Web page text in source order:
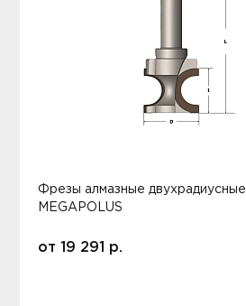
Фрезы алмазные двухрадиусные
MEGAPOLUS
от 19 291 р.